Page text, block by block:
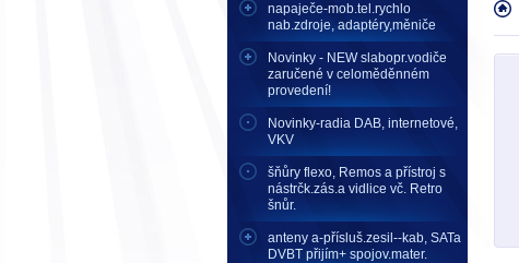
napaječe-mob.tel.rychlo
nab.zdroje, adaptéry,měniče
Novinky - NEW slabopr.vodiče
zaručené v celoměděnném
provedení!
Novinky-radia DAB, internetové,
VKV
šňůry flexo, Remos a přístroj s
nástrčk.zás.a vidlice vč. Retro
šnůr.
anteny a-přísluš.zesil--kab, SATa
DVBT přijím+ spojov.mater.